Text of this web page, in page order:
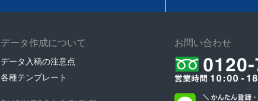
データ作成について
データ入稿の注意点
各種テンプレート
お問い合わせ